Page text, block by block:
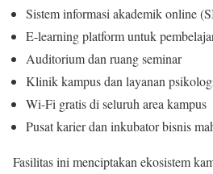
Sistem informasi akademik online
E-learning platform untuk
Auditorium dan ruang seminar
Klinik kampus dan layanan
Wi-Fi gratis di seluruh area kampus
Pusat karier dan inkubator bisnis
Fasilitas ini menciptakan ekosistem